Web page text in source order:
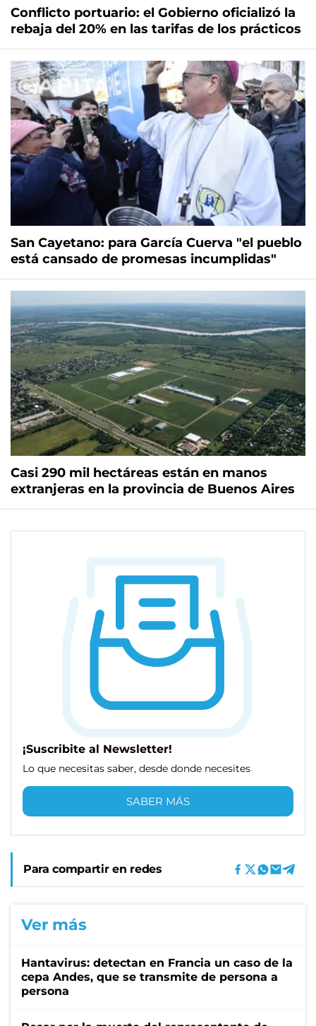
Conflicto portuario: el Gobierno oficializó la
rebaja del 20% en las tarifas de los prácticos
San Cayetano: para García Cuerva "el pueblo
está cansado de promesas incumplidas"
Casi 290 mil hectáreas están en manos
extranjeras en la provincia de Buenos Aires
¡Suscribite al Newsletter!
Lo que necesitas saber, desde donde necesites
SABER MÁS
Para compartir en redes
Ver más
Hantavirus: detectan en Francia un caso de la
cepa Andes, que se transmite de persona a
persona